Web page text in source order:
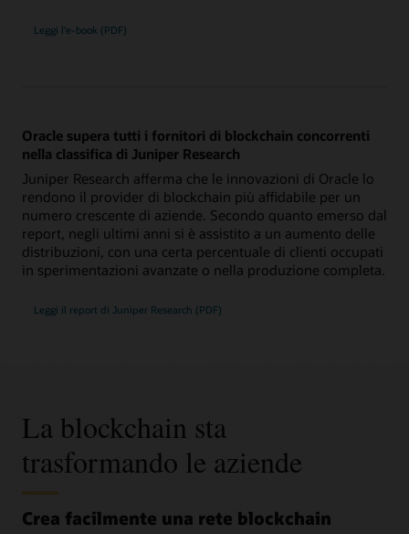
Leggi l'e-book (PDF)
Oracle supera tutti i fornitori di blockchain concorrenti
nella classifica di Juniper Research
Juniper Research afferma che le innovazioni di Oracle lo
rendono il provider di blockchain più affidabile per un
numero crescente di aziende. Secondo quanto emerso dal
report, negli ultimi anni si è assistito a un aumento delle
distribuzioni, con una certa percentuale di clienti occupati
in sperimentazioni avanzate o nella produzione completa.
Leggi il report di Juniper Research (PDF)
La blockchain sta
trasformando le aziende
Crea facilmente una rete blockchain